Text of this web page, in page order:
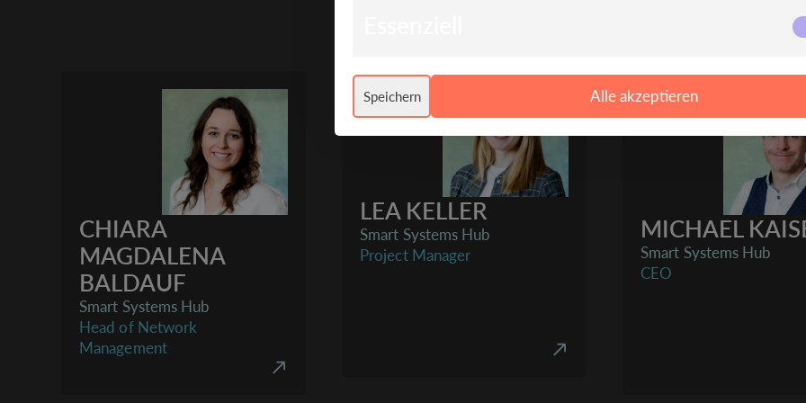
Speichern Alle akzeptieren
CHIARA
MAGDALENA
BALDAUF
Smart Systems Hub
Head of Network
Management
LEA KELLER
Smart Systems Hub
Project Manager
MICHAEL
Smart Systems Hub
CEO